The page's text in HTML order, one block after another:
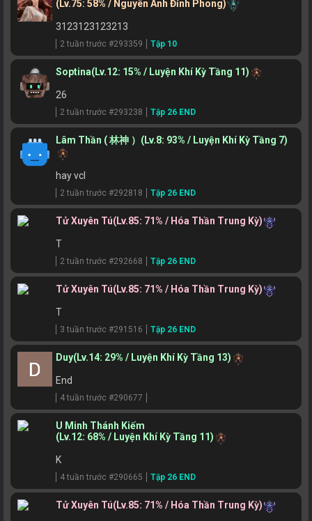
(Lv.75: 58% / Nguyên Anh Đỉnh Phong)
3123123123213
2 tuần trước #293359 Tập 10
Soptina(Lv.12: 15% / Luyện Khí Kỳ Tầng 11)
26
2 tuần trước #293238 Tập 26 END
Lâm Thần ( 林神 ） (Lv.8: 93% / Luyện Khí Kỳ Tầng 7)
hay vcl
2 tuần trước #292818 Tập 26 END
Tử Xuyên Tú(Lv.85: 71% / Hóa Thần Trung Kỳ)
T
2 tuần trước #292668 Tập 26 END
Tử Xuyên Tú(Lv.85: 71% / Hóa Thần Trung Kỳ)
T
3 tuần trước #291516 Tập 26 END
Duy(Lv.14: 29% / Luyện Khí Kỳ Tầng 13)
End
4 tuần trước #290677
U Minh Thánh Kiếm
(Lv.12: 68% / Luyện Khí Kỳ Tầng 11)
K
4 tuần trước #290665 Tập 26 END
Tử Xuyên Tú(Lv.85: 71% / Hóa Thần Trung Kỳ)